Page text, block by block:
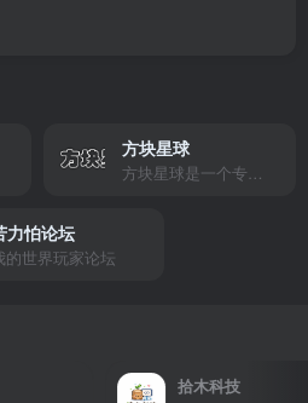
方块星球
方块星球是一个专注于我的世界的中文论坛，提供丰富的资源分享、玩家交流和创意展示，包括地图、皮肤、数据包等内容，打造Minecraft玩家的专属社区乐园！
力怕论坛
的世界玩家论坛
拾木科技